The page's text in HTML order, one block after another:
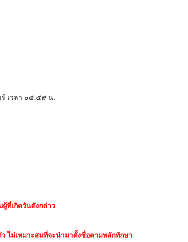
เวลา ๐๕.๕๙ น.
ที่เกิดวันดังกล่าว
ไม่เหมาะสมที่จะนำมาตั้งชื่อตามหลักทักษา